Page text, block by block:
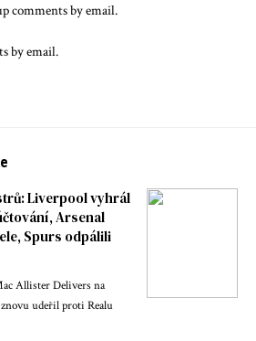
comments by email.
by email.
Liverpool vyhrál
Arsenal
Spurs odpálili
Allister Delivers na
udeřil proti Realu